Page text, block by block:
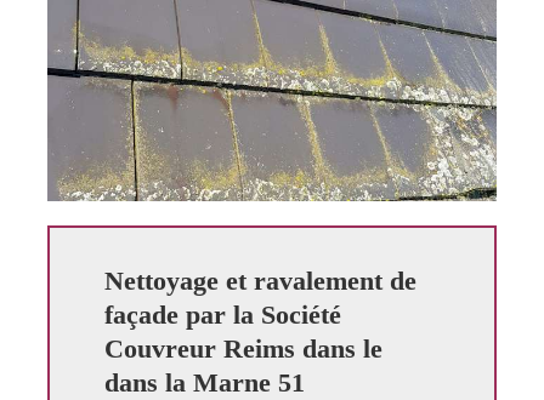
Nettoyage et ravalement de
façade par la Société
Couvreur Reims dans le
dans la Marne 51